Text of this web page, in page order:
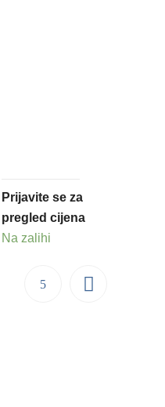
Prijavite se za
pregled cijena
Na zalihi